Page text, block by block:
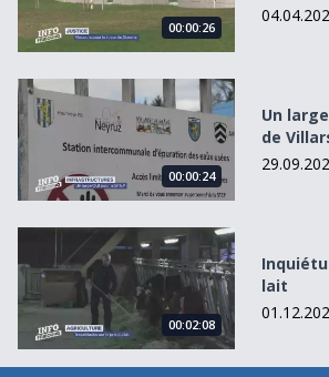
00:00:26
Un large OUI pour la STEP de Villars-
00:00:24
Un
de
Inquiétudes sur le prix du lait
00:02:08
lait